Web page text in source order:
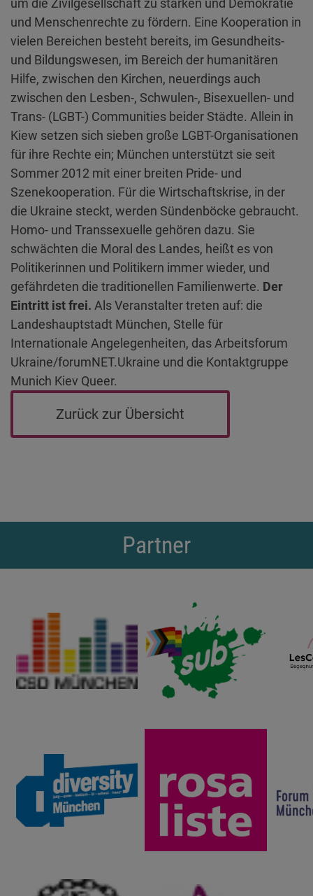
um die Zivilgesellschaft zu stärken und Demokratie
und Menschenrechte zu fördern. Eine Kooperation in
vielen Bereichen besteht bereits, im Gesundheits-
und Bildungswesen, im Bereich der humanitären
Hilfe, zwischen den Kirchen, neuerdings auch
zwischen den Lesben-, Schwulen-, Bisexuellen- und
Trans- (LGBT-) Communities beider Städte. Allein in
Kiew setzen sich sieben große LGBT-Organisationen
für ihre Rechte ein; München unterstützt sie seit
Sommer 2012 mit einer breiten Pride- und
Szenekooperation. Für die Wirtschaftskrise, in der
die Ukraine steckt, werden Sündenböcke gebraucht.
Homo- und Transsexuelle gehören dazu. Sie
schwächten die Moral des Landes, heißt es von
Politikerinnen und Politikern immer wieder, und
gefährdeten die traditionellen Familienwerte. Der
Eintritt ist frei. Als Veranstalter treten auf: die
Landeshauptstadt München, Stelle für
Internationale Angelegenheiten, das Arbeitsforum
Ukraine/forumNET.Ukraine und die Kontaktgruppe
Munich Kiev Queer.
Zurück zur Übersicht
Partner